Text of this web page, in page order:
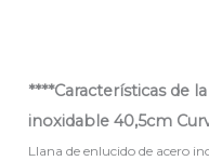
****Características de
inoxidable 40,5cm
Llana de enlucido de acero